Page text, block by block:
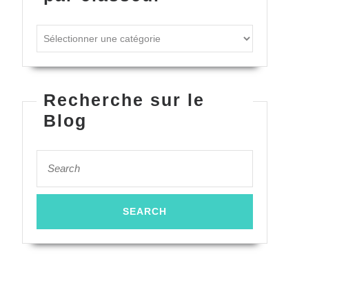
Recherche sur le
Blog
for: